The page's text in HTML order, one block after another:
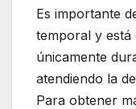
Es importante
temporal y está
únicamente
atendiendo la
Para obtener